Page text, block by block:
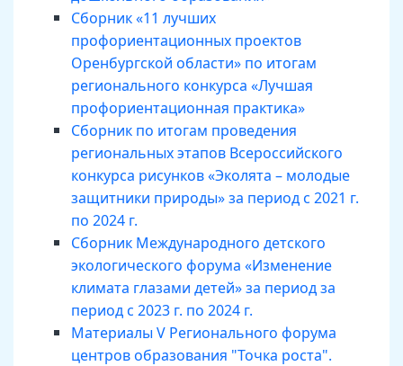
Сборник «11 лучших
профориентационных проектов
Оренбургской области» по итогам
регионального конкурса «Лучшая
профориентационная практика»
Сборник по итогам проведения
региональных этапов Всероссийского
конкурса рисунков «Эколята – молодые
защитники природы» за период с 2021 г.
по 2024 г.
Сборник Международного детского
экологического форума «Изменение
климата глазами детей» за период за
период с 2023 г. по 2024 г.
Материалы V Регионального форума
центров образования "Точка роста".